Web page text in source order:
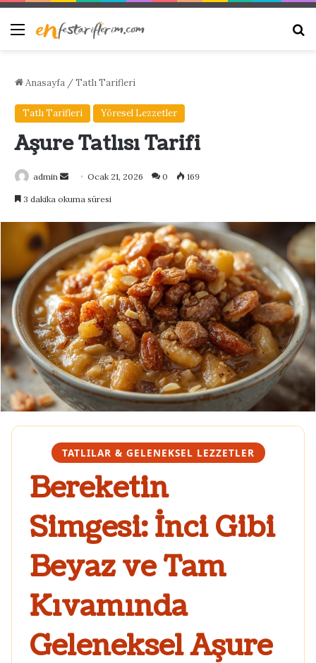
Menü
Anasayfa /Tatlı Tarifleri
Tatlı Tarifleri Yöresel Lezzetler
Aşure Tatlısı Tarifi
admin
Bir
göndermek
Ocak 21, 2026 0 169
3 dakika okuma süresi
TATLILAR & GELENEKSEL LEZZETLER
Bereketin
Simgesi: İnci Gibi
Beyaz ve Tam
Kıvamında
Geleneksel Aşure